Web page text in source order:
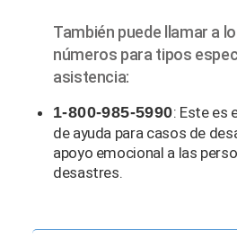
También puede llamar a
números para tipos
asistencia:
1-800-985-5990: Este es
de ayuda para casos de
apoyo emocional a las
desastres.